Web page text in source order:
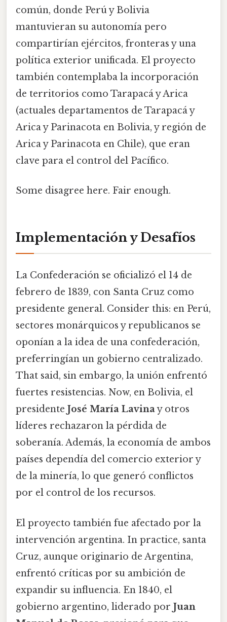
común, donde Perú y Bolivia
mantuvieran su autonomía pero
compartirían ejércitos, fronteras y una
política exterior unificada. El proyecto
también contemplaba la incorporación
de territorios como Tarapacá y Arica
(actuales departamentos de Tarapacá y
Arica y Parinacota en Bolivia, y región de
Arica y Parinacota en Chile), que eran
clave para el control del Pacífico.
Some disagree here. Fair enough.
Implementación y Desafíos
La Confederación se oficializó el 14 de
febrero de 1839, con Santa Cruz como
presidente general. Consider this: en Perú,
sectores monárquicos y republicanos se
oponían a la idea de una confederación,
preferringían un gobierno centralizado.
That said, sin embargo, la unión enfrentó
fuertes resistencias. Now, en Bolivia, el
presidente José María Lavinay otros
líderes rechazaron la pérdida de
soberanía. Además, la economía de ambos
países dependía del comercio exterior y
de la minería, lo que generó conflictos
por el control de los recursos.
El proyecto también fue afectado por la
intervención argentina. In practice, santa
Cruz, aunque originario de Argentina,
enfrentó críticas por su ambición de
expandir su influencia. En 1840, el
gobierno argentino, liderado por Juan